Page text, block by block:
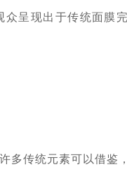
众呈现出于传统面膜
多传统元素可以借鉴